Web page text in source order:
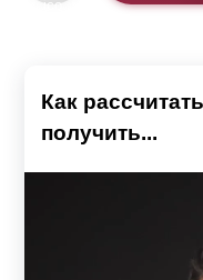
нашим
Как
получить...